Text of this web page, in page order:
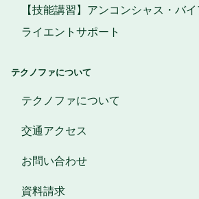
【技能講習】アンコンシャス・バ
ライエントサポート
テクノファについて
テクノファについて
交通アクセス
お問い合わせ
資料請求